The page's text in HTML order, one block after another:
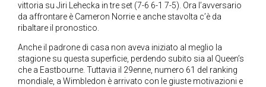
vittoria su Jiri Lehecka in tre set (7-6 6-1 7-5). Ora l’avversario
da affrontare è Cameron Norrie e anche stavolta c’è da
ribaltare il pronostico.
Anche il padrone di casa non aveva iniziato al meglio la
stagione su questa superficie, perdendo subito sia al Queen’s
che a Eastbourne. Tuttavia il 29enne, numero 61 del ranking
mondiale, a Wimbledon è arrivato con le giuste motivazioni e